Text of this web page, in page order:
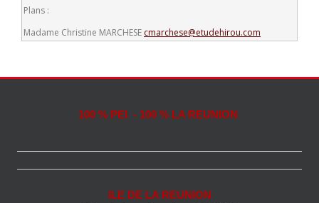
Plans :
Madame Christine MARCHESE cmarchese@etudehirou.com
100 % PEI - 100 % LA REUNION
ILE DE LA REUNION